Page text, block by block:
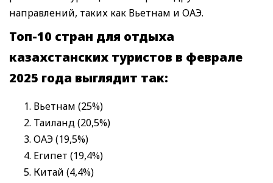
направлений, таких как Вьетнам и ОАЭ.
Топ-10 стран для отдыха
казахстанских туристов в феврале
2025 года выглядит так:
Вьетнам (25%)
Таиланд (20,5%)
ОАЭ (19,5%)
Египет (19,4%)
Китай (4,4%)